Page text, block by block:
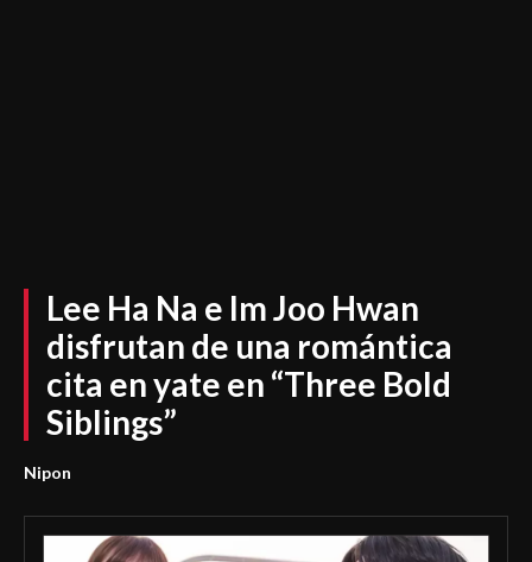
Lee Ha Na e Im Joo Hwan
disfrutan de una romántica
cita en yate en “Three Bold
Siblings”
Nipon